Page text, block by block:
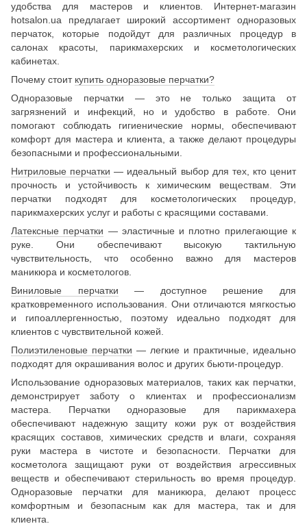
удобства для мастеров и клиентов. Интернет-магазин
hotsalon.ua предлагает широкий ассортимент одноразовых
перчаток, которые подойдут для различных процедур в
салонах красоты, парикмахерских и косметологических
кабинетах.
Почему стоит купить одноразовые перчатки?
Одноразовые перчатки — это не только защита от
загрязнений и инфекций, но и удобство в работе. Они
помогают соблюдать гигиенические нормы, обеспечивают
комфорт для мастера и клиента, а также делают процедуры
безопасными и профессиональными.
Нитриловые перчатки — идеальный выбор для тех, кто ценит
прочность и устойчивость к химическим веществам. Эти
перчатки подходят для косметологических процедур,
парикмахерских услуг и работы с красящими составами.
Латексные перчатки — эластичные и плотно прилегающие к
руке. Они обеспечивают высокую тактильную
чувствительность, что особенно важно для мастеров
маникюра и косметологов.
Виниловые перчатки — доступное решение для
кратковременного использования. Они отличаются мягкостью
и гипоаллергенностью, поэтому идеально подходят для
клиентов с чувствительной кожей.
Полиэтиленовые перчатки — легкие и практичные, идеально
подходят для окрашивания волос и других бьюти-процедур.
Использование одноразовых материалов, таких как перчатки,
демонстрирует заботу о клиентах и профессионализм
мастера. Перчатки одноразовые для парикмахера
обеспечивают надежную защиту кожи рук от воздействия
красящих составов, химических средств и влаги, сохраняя
руки мастера в чистоте и безопасности. Перчатки для
косметолога защищают руки от воздействия агрессивных
веществ и обеспечивают стерильность во время процедур.
Одноразовые перчатки для маникюра, делают процесс
комфортным и безопасным как для мастера, так и для
клиента.